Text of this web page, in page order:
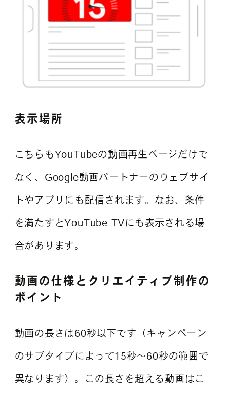
表示場所
こちらもYouTubeの動画再生ページだけで
なく、Google動画パートナーのウェブサイ
トやアプリにも配信されます。なお、条件
を満たすとYouTube TVにも表示される場
合があります。
動画の仕様とクリエイティブ制作の
ポイント
動画の長さは60秒以下です（キャンペーン
のサブタイプによって15秒～60秒の範囲で
異なります）。この長さを超える動画はこ